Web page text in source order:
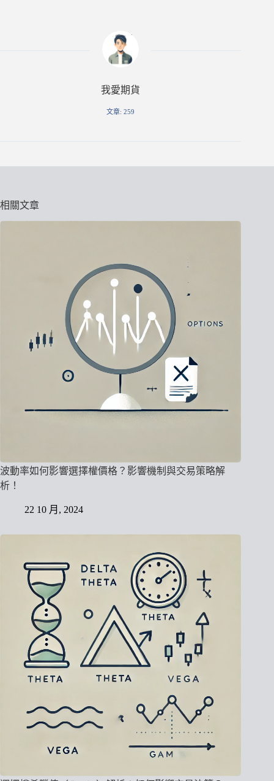
我愛期貨
文章: 259
相關文章
波動率如何影響選擇權價格？影響機制與交易策略解
析！
22 10 月, 2024